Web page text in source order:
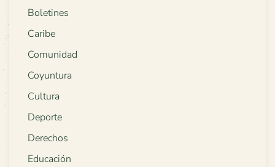
Boletines
Caribe
Comunidad
Coyuntura
Cultura
Deporte
Derechos
Educación